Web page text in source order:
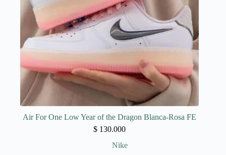
página
de
producto
Air For One Low Year of the Dragon Blanca-Rosa FE
$ 130.000
Nike